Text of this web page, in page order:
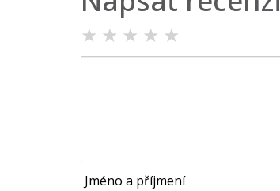
★ ★ ★ ★ ★
Jméno a příjmení